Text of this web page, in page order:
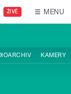
ŽIVĚ MENU
KAMERY